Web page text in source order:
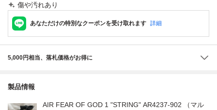
傷や汚れあり
あなただけの特別なクーポンを受け取れます 詳細
5,000円相当、落札価格がお得に
製品情報
AIR FEAR OF GOD 1 "STRING" AR4237-902 （マル